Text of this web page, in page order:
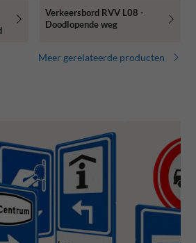
Verkeersbord RVV L08 -
Doodlopende weg
Meer gerelateerde producten